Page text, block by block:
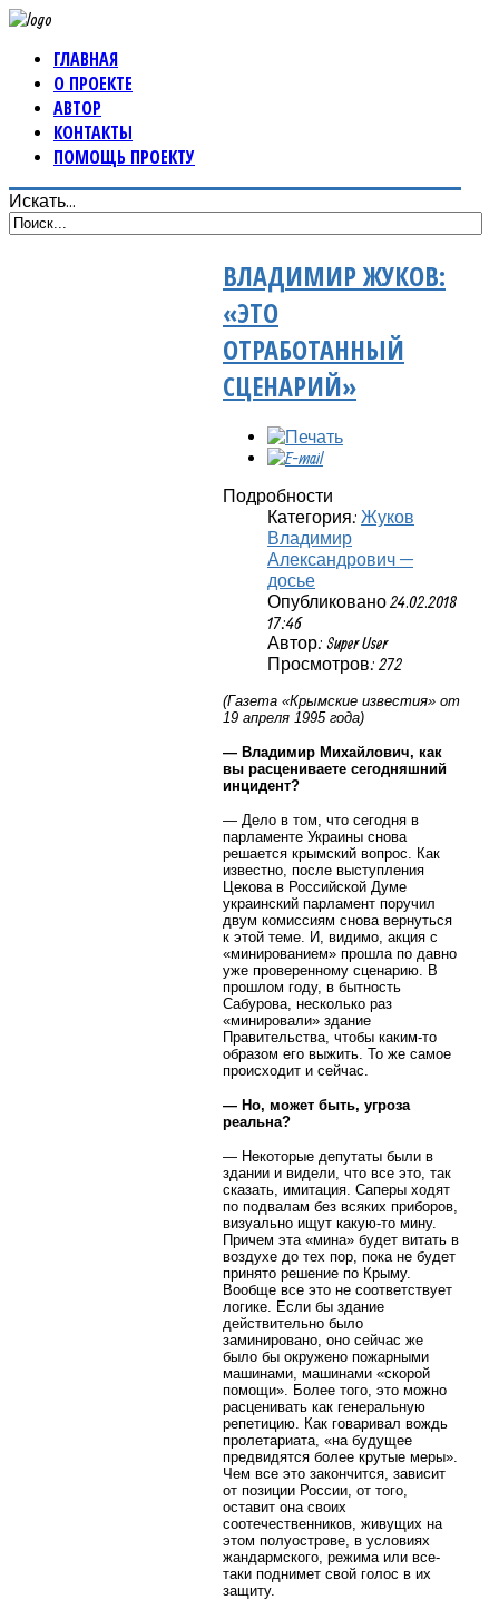
ГЛАВНАЯ
О ПРОЕКТЕ
АВТОР
КОНТАКТЫ
ПОМОЩЬ ПРОЕКТУ
Искать...
ВЛАДИМИР ЖУКОВ:
«ЭТО
ОТРАБОТАННЫЙ
СЦЕНАРИЙ»
Подробности
Категория: Жуков
Владимир
Александрович —
досье
Опубликовано 24.02.2018
17:46
Автор: Super User
Просмотров: 272
(Газета «Крымские известия» от
19 апреля 1995 года)
— Владимир Михайлович, как
вы расцениваете сегодняшний
инцидент?
— Дело в том, что сегодня в
парламенте Украины снова
решается крымский вопрос. Как
известно, после выступления
Цекова в Российской Думе
украинский парламент поручил
двум комиссиям снова вернуться
к этой теме. И, видимо, акция с
«минированием» прошла по давно
уже проверенному сценарию. В
прошлом году, в бытность
Сабурова, несколько раз
«минировали» здание
Правительства, чтобы каким-то
образом его выжить. То же самое
происходит и сейчас.
— Но, может быть, угроза
реальна?
— Некоторые депутаты были в
здании и видели, что все это, так
сказать, имитация. Саперы ходят
по подвалам без всяких приборов,
визуально ищут какую-то мину.
Причем эта «мина» будет витать в
воздухе до тех пор, пока не будет
принято решение по Крыму.
Вообще все это не соответствует
логике. Если бы здание
действительно было
заминировано, оно сейчас же
было бы окружено пожарными
машинами, машинами «скорой
помощи». Более того, это можно
расценивать как генеральную
репетицию. Как говаривал вождь
пролетариата, «на будущее
предвидятся более крутые меры».
Чем все это закончится, зависит
от позиции России, от того,
оставит она своих
соотечественников, живущих на
этом полуострове, в условиях
жандармского, режима или все-
таки поднимет свой голос в их
защиту.